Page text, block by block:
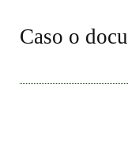
Caso o